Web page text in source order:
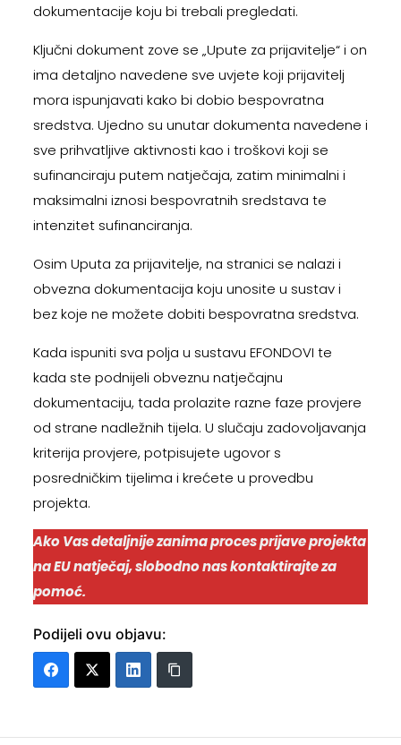
dokumentacije koju bi trebali pregledati.
Ključni dokument zove se „Upute za prijavitelje“ i on
ima detaljno navedene sve uvjete koji prijavitelj
mora ispunjavati kako bi dobio bespovratna
sredstva. Ujedno su unutar dokumenta navedene i
sve prihvatljive aktivnosti kao i troškovi koji se
sufinanciraju putem natječaja, zatim minimalni i
maksimalni iznosi bespovratnih sredstava te
intenzitet sufinanciranja.
Osim Uputa za prijavitelje, na stranici se nalazi i
obvezna dokumentacija koju unosite u sustav i
bez koje ne možete dobiti bespovratna sredstva.
Kada ispuniti sva polja u sustavu EFONDOVI te
kada ste podnijeli obveznu natječajnu
dokumentaciju, tada prolazite razne faze provjere
od strane nadležnih tijela. U slučaju zadovoljavanja
kriterija provjere, potpisujete ugovor s
posredničkim tijelima i krećete u provedbu
projekta.
Ako Vas detaljnije zanima proces prijave projekta
na EU natječaj, slobodno nas kontaktirajte za
pomoć.
Podijeli ovu objavu: